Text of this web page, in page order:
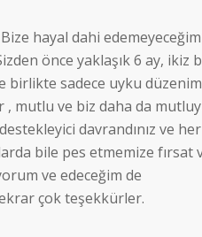
hayal dahi
önce yaklaşık 6 ay,
birlikte sadece uyku
mutlu ve biz daha da
davrandınız ve
bile pes etmemize
ve edeceğim de
çok teşekkürler.